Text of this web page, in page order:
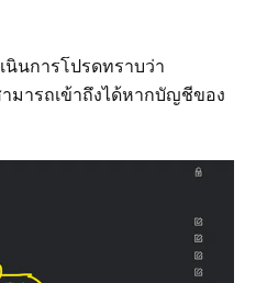
นการโปรดทราบว่า
มารถเข้าถึงได้หากบัญชีของ